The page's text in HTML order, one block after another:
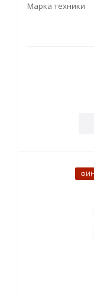
Марка техники